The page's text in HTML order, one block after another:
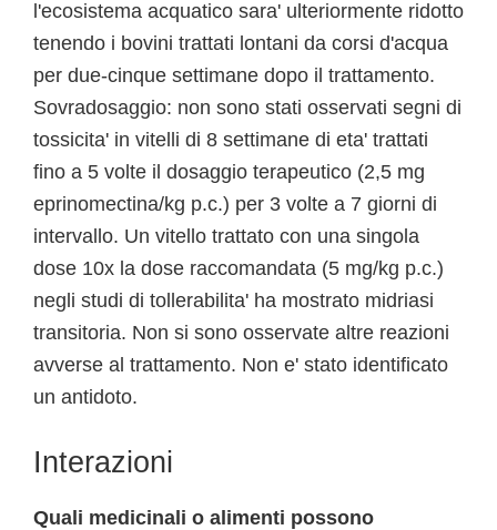
l'ecosistema acquatico sara' ulteriormente ridotto
tenendo i bovini trattati lontani da corsi d'acqua
per due-cinque settimane dopo il trattamento.
Sovradosaggio: non sono stati osservati segni di
tossicita' in vitelli di 8 settimane di eta' trattati
fino a 5 volte il dosaggio terapeutico (2,5 mg
eprinomectina/kg p.c.) per 3 volte a 7 giorni di
intervallo. Un vitello trattato con una singola
dose 10x la dose raccomandata (5 mg/kg p.c.)
negli studi di tollerabilita' ha mostrato midriasi
transitoria. Non si sono osservate altre reazioni
avverse al trattamento. Non e' stato identificato
un antidoto.
Interazioni
Quali medicinali o alimenti possono